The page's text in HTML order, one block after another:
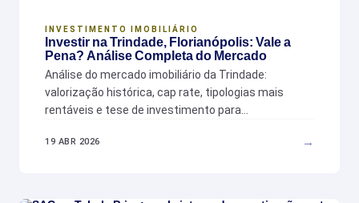
INVESTIMENTO IMOBILIÁRIO
Investir na Trindade, Florianópolis: Vale a
Pena? Análise Completa do Mercado
Análise do mercado imobiliário da Trindade:
valorização histórica, cap rate, tipologias mais
rentáveis e tese de investimento para…
19 ABR 2026 →